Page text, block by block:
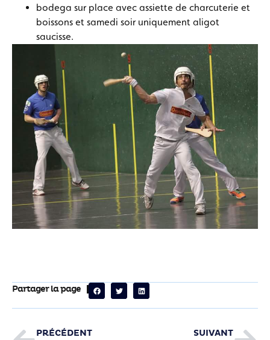
bodega sur place avec assiette de charcuterie et
boissons et samedi soir uniquement aligot
saucisse.
Partager la page
PRÉCÉDENT SUIVANT